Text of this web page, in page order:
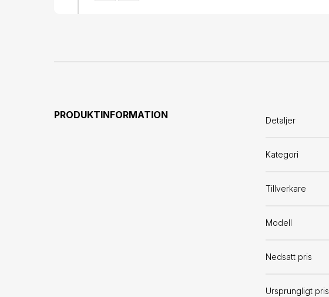
PRODUKTINFORMATION
Detaljer
Kategori
Tillverkare
Modell
Nedsatt pris
Ursprungligt pris